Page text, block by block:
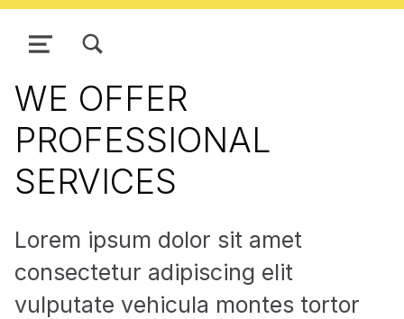
NAVIGÁCIA
WE OFFER
PROFESSIONAL
SERVICES
Lorem ipsum dolor sit amet
consectetur adipiscing elit
vulputate vehicula montes tortor